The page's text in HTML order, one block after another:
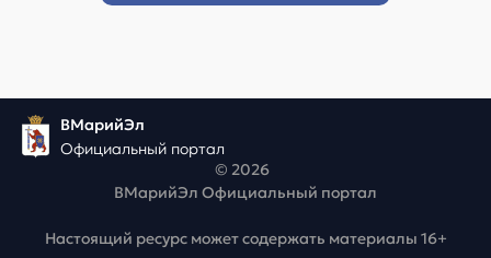
ВМарийЭл
Официальный портал
© 2026
ВМарийЭл Официальный портал
Настоящий ресурс может содержать материалы 16+